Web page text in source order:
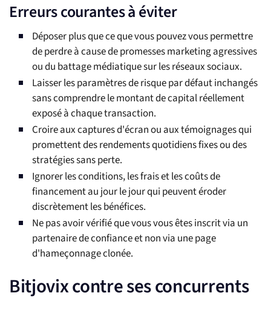
Erreurs courantes à éviter
Déposer plus que ce que vous pouvez vous permettre
de perdre à cause de promesses marketing agressives
ou du battage médiatique sur les réseaux sociaux.
Laisser les paramètres de risque par défaut inchangés
sans comprendre le montant de capital réellement
exposé à chaque transaction.
Croire aux captures d'écran ou aux témoignages qui
promettent des rendements quotidiens fixes ou des
stratégies sans perte.
Ignorer les conditions, les frais et les coûts de
financement au jour le jour qui peuvent éroder
discrètement les bénéfices.
Ne pas avoir vérifié que vous vous êtes inscrit via un
partenaire de confiance et non via une page
d'hameçonnage clonée.
Bitjovix contre ses concurrents